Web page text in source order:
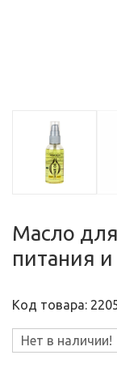
Масло
питания
Код товара:
Нет в наличии!